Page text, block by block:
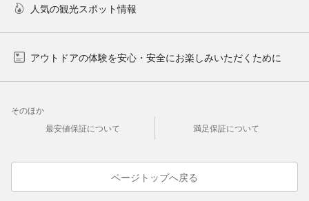
人気の観光スポット情報
アウトドアの体験を安心・安全にお楽しみいただくために
そのほか
最安値保証について
満足保証について
ページトップへ戻る